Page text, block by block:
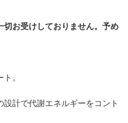
お受けしておりません。予め
。
計で代謝エネルギーをコント